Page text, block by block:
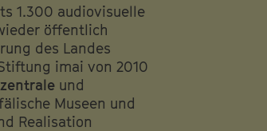
1.300 audiovisuelle
öffentlich
des Landes
imai von 2010
und
Museen und
Realisation